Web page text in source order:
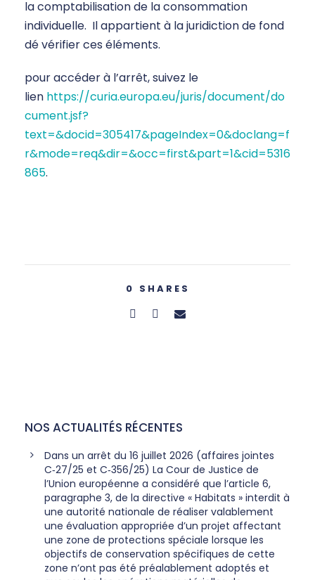
la comptabilisation de la consommation
individuelle. Il appartient à la juridiction de fond
dé vérifier ces éléments.
pour accéder à l’arrêt, suivez le
lien https://curia.europa.eu/juris/document/do
cument.jsf?
text=&docid=305417&pageIndex=0&doclang=f
r&mode=req&dir=&occ=first&part=1&cid=5316
865.
0 SHARES
NOS ACTUALITÉS RÉCENTES
Dans un arrêt du 16 juillet 2026 (affaires jointes
C‑27/25 et C‑356/25) La Cour de Justice de
l’Union européenne a considéré que l’article 6,
paragraphe 3, de la directive « Habitats » interdit à
une autorité nationale de réaliser valablement
une évaluation appropriée d’un projet affectant
une zone de protections spéciale lorsque les
objectifs de conservation spécifiques de cette
zone n’ont pas été préalablement adoptés et